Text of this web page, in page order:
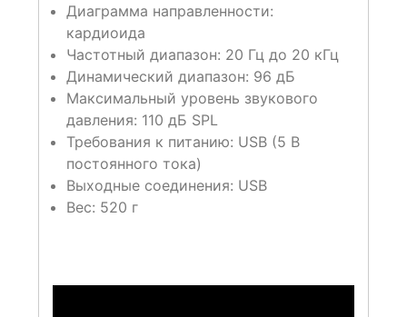
Диаграмма направленности:
кардиоида
Частотный диапазон: 20 Гц до 20 кГц
Динамический диапазон: 96 дБ
Максимальный уровень звукового
давления: 110 дБ SPL
Требования к питанию: USB (5 В
постоянного тока)
Выходные соединения: USB
Вес: 520 г